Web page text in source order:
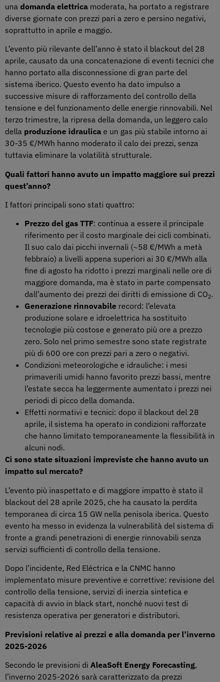
una domanda elettrica moderata, ha portato a registrare
diverse giornate con prezzi pari a zero e persino negativi,
soprattutto in aprile e maggio.
L’evento più rilevante dell’anno è stato il blackout del 28
aprile, causato da una concatenazione di eventi tecnici che
hanno portato alla disconnessione di gran parte del
sistema iberico. Questo evento ha dato impulso a
successive misure di rafforzamento del controllo della
tensione e del funzionamento delle energie rinnovabili. Nel
terzo trimestre, la ripresa della domanda, un leggero calo
della produzione idraulica e un gas più stabile intorno ai
30-35 €/MWh hanno moderato il calo dei prezzi, senza
tuttavia eliminare la volatilità strutturale.
Quali fattori hanno avuto un impatto maggiore sui prezzi
quest’anno?
I fattori principali sono stati quattro:
Prezzo del gas TTF: continua a essere il principale
riferimento per il costo marginale dei cicli combinati.
Il suo calo dai picchi invernali (~58 €/MWh a metà
febbraio) a livelli appena superiori ai 30 €/MWh alla
fine di agosto ha ridotto i prezzi marginali nelle ore di
maggiore domanda, ma è stato in parte compensato
dall’aumento dei prezzi dei diritti di emissione di CO2.
Generazione rinnovabile record: l’elevata
produzione solare e idroelettrica ha sostituito
tecnologie più costose e generato più ore a prezzo
zero. Solo nel primo semestre sono state registrate
più di 600 ore con prezzi pari a zero o negativi.
Condizioni meteorologiche e idrauliche: i mesi
primaverili umidi hanno favorito prezzi bassi, mentre
l’estate secca ha leggermente aumentato i prezzi nei
periodi di picco della domanda.
Effetti normativi e tecnici: dopo il blackout del 28
aprile, il sistema ha operato in condizioni rafforzate
che hanno limitato temporaneamente la flessibilità in
alcuni nodi.
Ci sono state situazioni impreviste che hanno avuto un
impatto sul mercato?
L’evento più inaspettato e di maggiore impatto è stato il
blackout del 28 aprile 2025, che ha causato la perdita
temporanea di circa 15 GW nella penisola iberica. Questo
evento ha messo in evidenza la vulnerabilità del sistema di
fronte a grandi penetrazioni di energie rinnovabili senza
servizi sufficienti di controllo della tensione.
Dopo l’incidente, Red Eléctrica e la CNMC hanno
implementato misure preventive e correttive: revisione del
controllo della tensione, servizi di inerzia sintetica e
capacità di avvio in black start, nonché nuovi test di
resistenza operativa per generatori e distributori.
Previsioni relative ai prezzi e alla domanda per l’inverno
2025-2026
Secondo le previsioni di AleaSoft Energy Forecasting,
l’inverno 2025-2026 sarà caratterizzato da prezzi